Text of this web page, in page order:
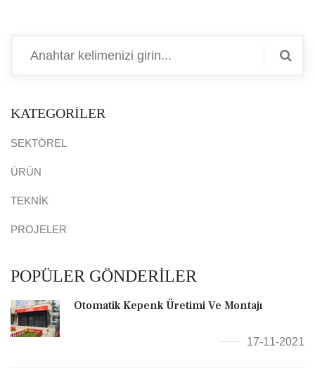
KATEGORİLER
SEKTÖREL
ÜRÜN
TEKNİK
PROJELER
POPÜLER GÖNDERİLER
Otomatik Kepenk Üretimi Ve Montajı
17-11-2021